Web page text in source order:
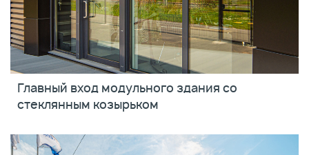
Главный вход модульного здания со
стеклянным козырьком